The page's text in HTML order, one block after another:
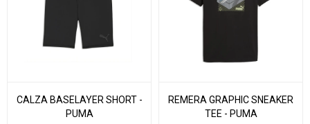
CALZA BASELAYER SHORT -
PUMA
REMERA GRAPHIC SNEAKER
TEE - PUMA